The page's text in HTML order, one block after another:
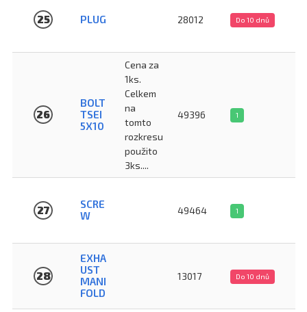
25 PLUG 28012 Do 10 dnů
26
BOLT
TSEI
5X10
Cena za
1ks.
Celkem
na
tomto
rozkresu
použito
3ks....
49396 1
27
SCRE
W
49464 1
28
EXHA
UST
MANI
FOLD
13017 Do 10 dnů